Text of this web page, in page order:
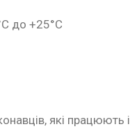
до +25°C
які